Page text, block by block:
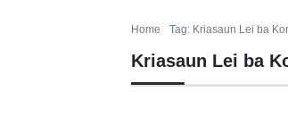
Home Tag: Kriasaun Lei ba
Kriasaun Lei ba